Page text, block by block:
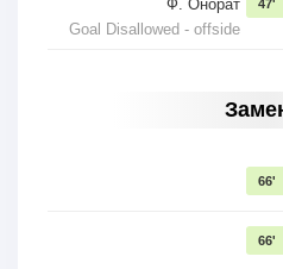
Ф. Онoрат
Goal Disallowed - offside
47'
66'
66'